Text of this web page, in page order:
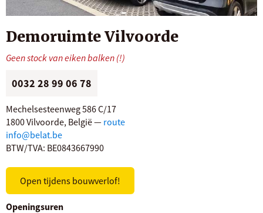
Demoruimte Vilvoorde
Geen stock van eiken balken (!)
0032 28 99 06 78
Mechelsesteenweg 586 C/17
1800 Vilvoorde, België — route
info@belat.be
BTW/TVA: BE0843667990
Open tijdens bouwverlof!
Openingsuren